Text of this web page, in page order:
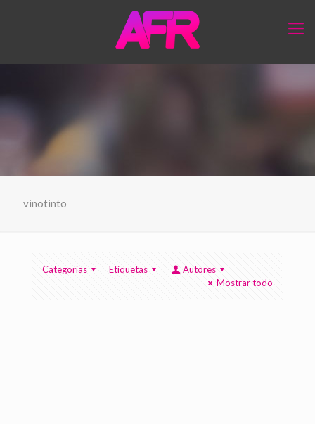
vinotinto
Categorías Etiquetas
Autores
Mostrar todo